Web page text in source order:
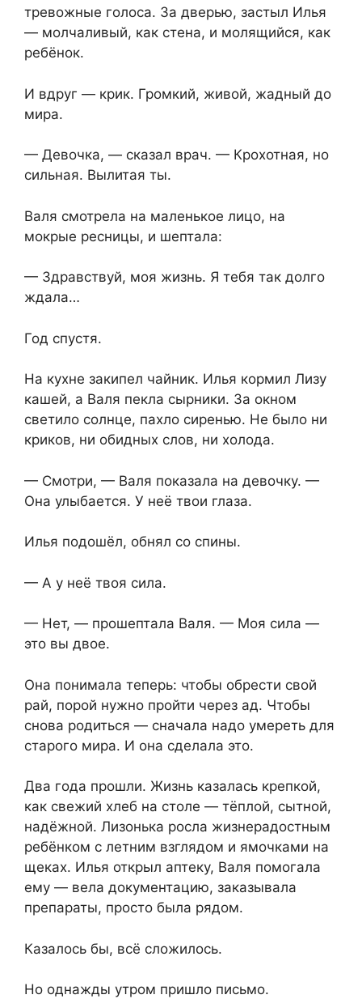
тревожные голоса. За дверью, застыл Илья
— молчаливый, как стена, и молящийся, как
ребёнок.
И вдруг — крик. Громкий, живой, жадный до
мира.
— Девочка, — сказал врач. — Крохотная, но
сильная. Вылитая ты.
Валя смотрела на маленькое лицо, на
мокрые ресницы, и шептала:
— Здравствуй, моя жизнь. Я тебя так долго
ждала…
Год спустя.
На кухне закипел чайник. Илья кормил Лизу
кашей, а Валя пекла сырники. За окном
светило солнце, пахло сиренью. Не было ни
криков, ни обидных слов, ни холода.
— Смотри, — Валя показала на девочку. —
Она улыбается. У неё твои глаза.
Илья подошёл, обнял со спины.
— А у неё твоя сила.
— Нет, — прошептала Валя. — Моя сила —
это вы двое.
Она понимала теперь: чтобы обрести свой
рай, порой нужно пройти через ад. Чтобы
снова родиться — сначала надо умереть для
старого мира. И она сделала это.
Два года прошли. Жизнь казалась крепкой,
как свежий хлеб на столе — тёплой, сытной,
надёжной. Лизонька росла жизнерадостным
ребёнком с летним взглядом и ямочками на
щеках. Илья открыл аптеку, Валя помогала
ему — вела документацию, заказывала
препараты, просто была рядом.
Казалось бы, всё сложилось.
Но однажды утром пришло письмо.